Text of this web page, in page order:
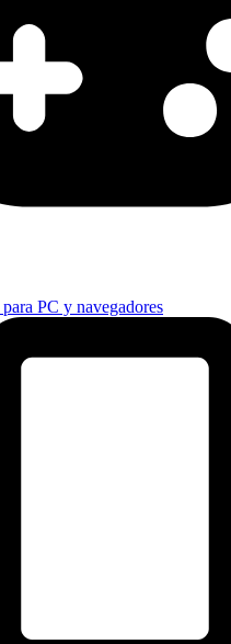
para PC y navegadores